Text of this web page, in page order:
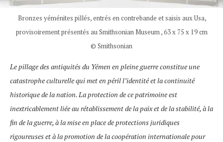
Bronzes yéménites pillés, entrés en contrebande et saisis aux Usa,
provisoirement présentés au Smithsonian Museum , 63 x 75 x 19 cm
© Smithsonian
Le pillage des antiquités du Yémen en pleine guerre constitue une
catastrophe culturelle qui met en péril l’identité et la continuité
historique de la nation. La protection de ce patrimoine est
inextricablement liée au rétablissement de la paix et de la stabilité, à la
fin de la guerre, à la mise en place de protections juridiques
rigoureuses et à la promotion de la coopération internationale pour